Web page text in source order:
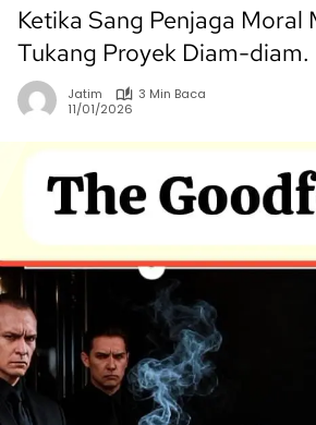
Ketika Sang Penjaga Moral
Tukang Proyek Diam-diam.
Jatim
3 Min Baca
11/01/2026